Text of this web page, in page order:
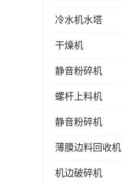
冷水机水塔
干燥机
静音粉碎机
螺杆上料机
静音粉碎机
薄膜边料回收机
机边破碎机